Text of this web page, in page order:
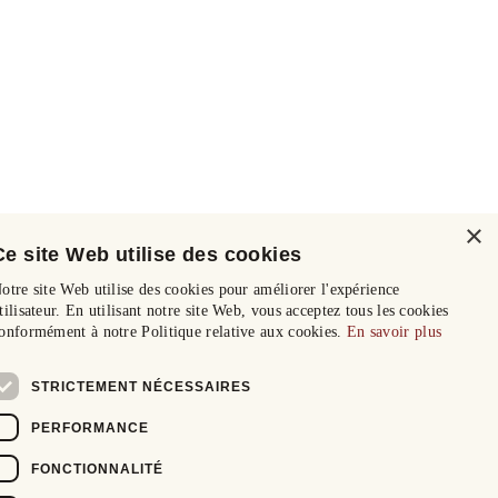
×
site Web utilise des cookies
site Web utilise des cookies pour améliorer l'expérience
En utilisant notre site Web, vous acceptez tous les cookies
à notre Politique relative aux cookies. En savoir plus
STRICTEMENT NÉCESSAIRES
PERFORMANCE
FONCTIONNALITÉ